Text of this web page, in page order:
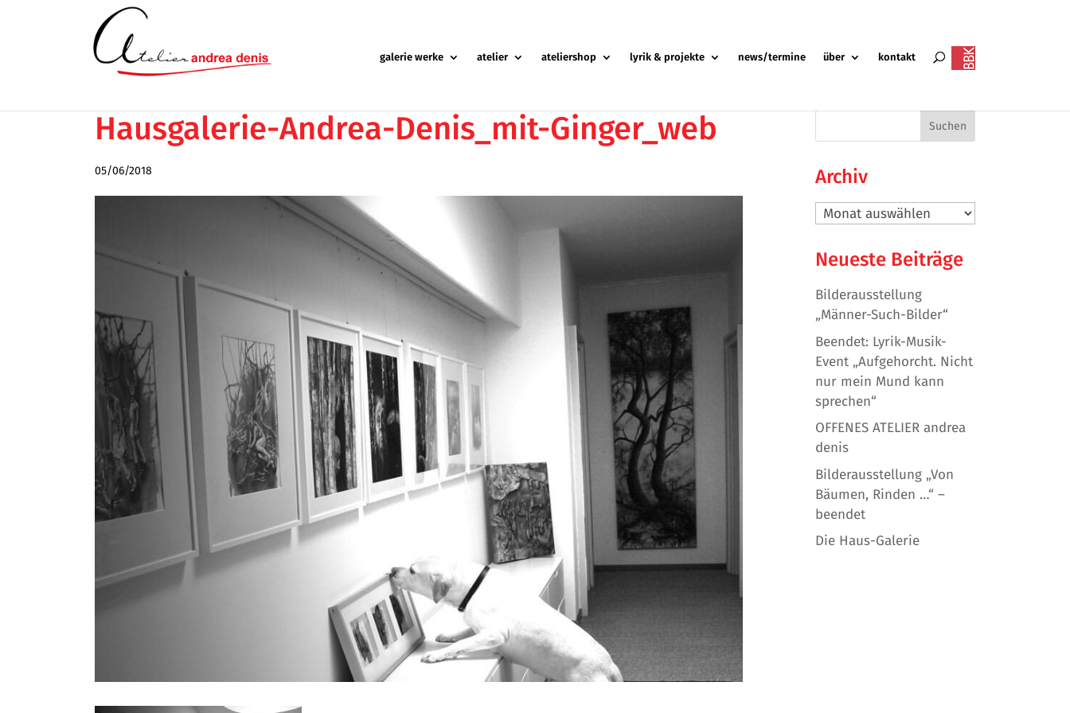
galerie werke atelier ateliershop lyrik & projekte news/termine über kontakt
Hausgalerie-Andrea-Denis_mit-Ginger_web
05/06/2018 Archiv
Archiv
Neueste Beiträge
Bilderausstellung
„Männer-Such-Bilder“
Beendet: Lyrik-Musik-
Event „Aufgehorcht. Nicht
nur mein Mund kann
sprechen“
OFFENES ATELIER andrea
denis
Bilderausstellung „Von
Bäumen, Rinden …“ –
beendet
Die Haus-Galerie